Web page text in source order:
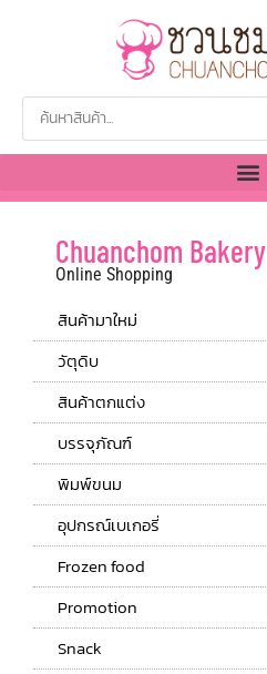
Chuanchom Bakery
Online Shopping
สินค้ามาใหม่
วัตุดิบ
สินค้าตกแต่ง
บรรจุภัณฑ์
พิมพ์ขนม
อุปกรณ์เบเกอรี่
Frozen food
Promotion
Snack